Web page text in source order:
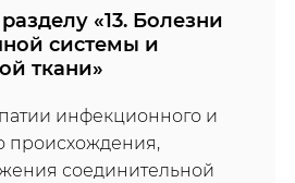
«13. Болезни
системы и
ткани»
инфекционного и
происхождения,
соединительной